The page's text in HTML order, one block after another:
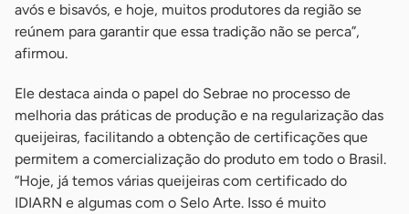
avós e bisavós, e hoje, muitos produtores da região se
reúnem para garantir que essa tradição não se perca”,
afirmou.
Ele destaca ainda o papel do Sebrae no processo de
melhoria das práticas de produção e na regularização das
queijeiras, facilitando a obtenção de certificações que
permitem a comercialização do produto em todo o Brasil.
“Hoje, já temos várias queijeiras com certificado do
IDIARN e algumas com o Selo Arte. Isso é muito